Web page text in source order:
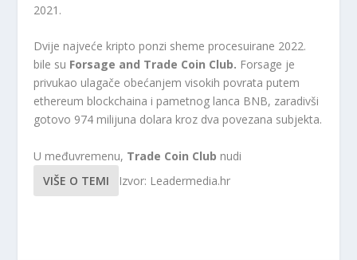
2021.
Dvije najveće kripto ponzi sheme procesuirane 2022.
bile su Forsage and Trade Coin Club. Forsage je
privukao ulagače obećanjem visokih povrata putem
ethereum blockchaina i pametnog lanca BNB, zaradivši
gotovo 974 milijuna dolara kroz dva povezana subjekta.
U međuvremenu, Trade Coin Club nudi
VIŠE O TEMI
Izvor: Leadermedia.hr